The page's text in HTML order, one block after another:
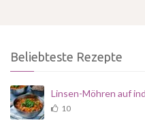
Beliebteste Rezepte
Linsen-Möhren auf
10